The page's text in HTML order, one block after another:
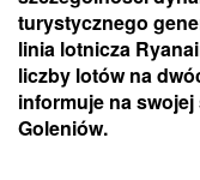
turystycznego
linia lotnicza
liczby lotów na
informuje na
Goleniów.